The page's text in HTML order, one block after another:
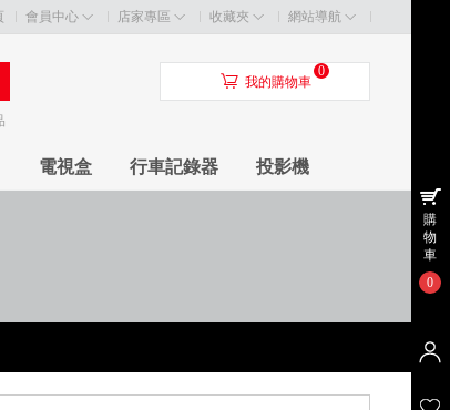
會員中心 店家專區 收藏夾 網站導航
󰃦 我的購物車
0
電視盒 行車記錄器 投影機
購
物
車
0